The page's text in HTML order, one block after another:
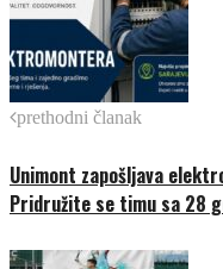
prethodni članak
Unimont zapošljava
Pridružite se timu sa 28